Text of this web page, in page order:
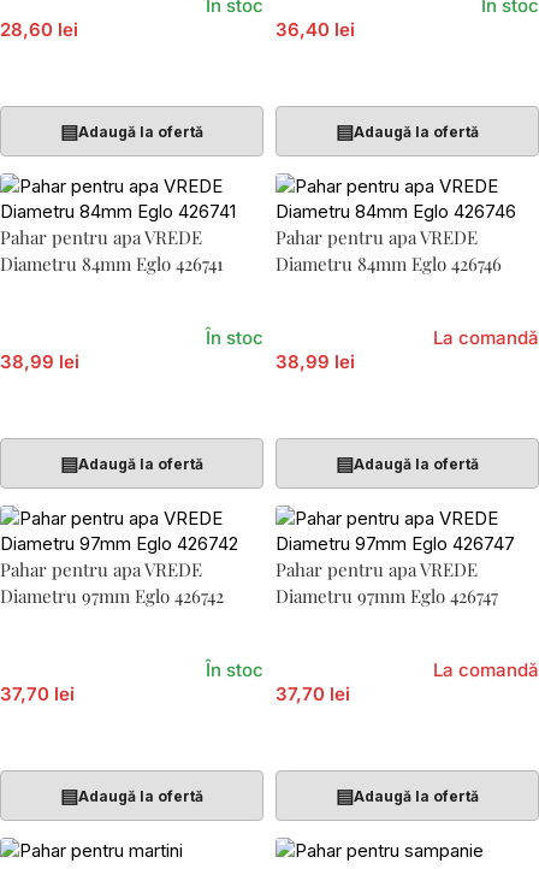
28,60 lei
În stoc
▤Adaugă la ofertă
36,40 lei
În stoc
▤Adaugă la ofertă
Pahar pentru apa VREDE
Diametru 84mm Eglo 426741
38,99 lei
În stoc
▤Adaugă la ofertă
Pahar pentru apa VREDE
Diametru 84mm Eglo 426746
38,99 lei
La comandă
▤Adaugă la ofertă
Pahar pentru apa VREDE
Diametru 97mm Eglo 426742
37,70 lei
În stoc
▤Adaugă la ofertă
Pahar pentru apa VREDE
Diametru 97mm Eglo 426747
37,70 lei
La comandă
▤Adaugă la ofertă